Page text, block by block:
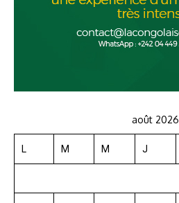
août 2026
L M M J